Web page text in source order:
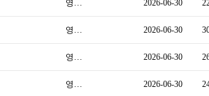
영… 2026-06-30
영… 2026-06-30
영… 2026-06-30
영… 2026-06-30